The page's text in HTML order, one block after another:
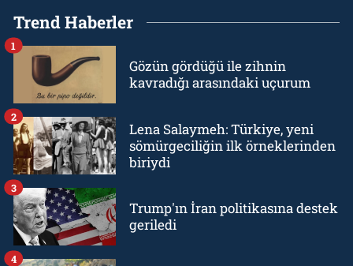
Trend Haberler
Gözün gördüğü ile zihnin
kavradığı arasındaki uçurum
1
Lena Salaymeh: Türkiye, yeni
sömürgeciliğin ilk örneklerinden
biriydi
2
Trump'ın İran politikasına destek
geriledi
3
4